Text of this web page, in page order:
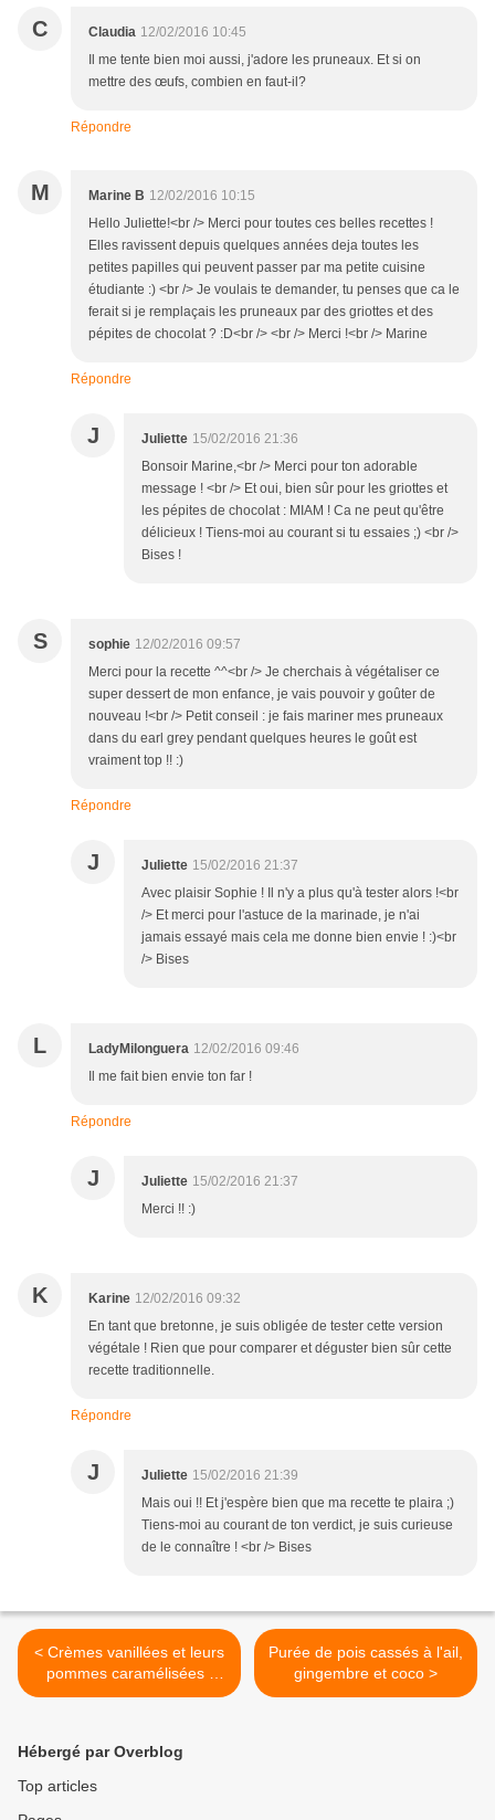
C Claudia 12/02/2016 10:45
Il me tente bien moi aussi, j'adore les pruneaux. Et si on
mettre des œufs, combien en faut-il?
Répondre
M Marine B 12/02/2016 10:15
Hello Juliette!<br /> Merci pour toutes ces belles recettes !
Elles ravissent depuis quelques années deja toutes les
petites papilles qui peuvent passer par ma petite cuisine
étudiante :) <br /> Je voulais te demander, tu penses que ca le
ferait si je remplaçais les pruneaux par des griottes et des
pépites de chocolat ? :D<br /> <br /> Merci !<br /> Marine
Répondre
J Juliette 15/02/2016 21:36
Bonsoir Marine,<br /> Merci pour ton adorable
message ! <br /> Et oui, bien sûr pour les griottes et
les pépites de chocolat : MIAM ! Ca ne peut qu'être
délicieux ! Tiens-moi au courant si tu essaies ;) <br />
Bises !
S sophie 12/02/2016 09:57
Merci pour la recette ^^<br /> Je cherchais à végétaliser ce
super dessert de mon enfance, je vais pouvoir y goûter de
nouveau !<br /> Petit conseil : je fais mariner mes pruneaux
dans du earl grey pendant quelques heures le goût est
vraiment top !! :)
Répondre
J Juliette 15/02/2016 21:37
Avec plaisir Sophie ! Il n'y a plus qu'à tester alors !<br
/> Et merci pour l'astuce de la marinade, je n'ai
jamais essayé mais cela me donne bien envie ! :)<br
/> Bises
L LadyMilonguera 12/02/2016 09:46
Il me fait bien envie ton far !
Répondre
J Juliette 15/02/2016 21:37
Merci !! :)
K Karine 12/02/2016 09:32
En tant que bretonne, je suis obligée de tester cette version
végétale ! Rien que pour comparer et déguster bien sûr cette
recette traditionnelle.
Répondre
J Juliette 15/02/2016 21:39
Mais oui !! Et j'espère bien que ma recette te plaira ;)
Tiens-moi au courant de ton verdict, je suis curieuse
de le connaître ! <br /> Bises
< Crèmes vanillées et leurs
pommes caramélisées [
1,2,3 Veggie ]
Purée de pois cassés à l'ail,
gingembre et coco >
Hébergé par Overblog
Top articles